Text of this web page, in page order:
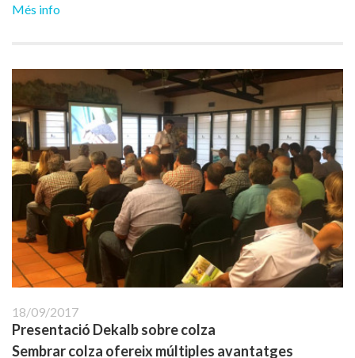
Més info
18/09/2017
Presentació Dekalb sobre colza
Sembrar colza ofereix múltiples avantatges